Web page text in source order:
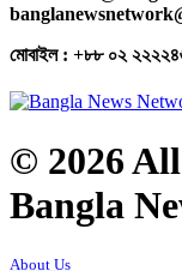
মোবাইল : +৮৮ ০২
© 2026
Bangla
About Us